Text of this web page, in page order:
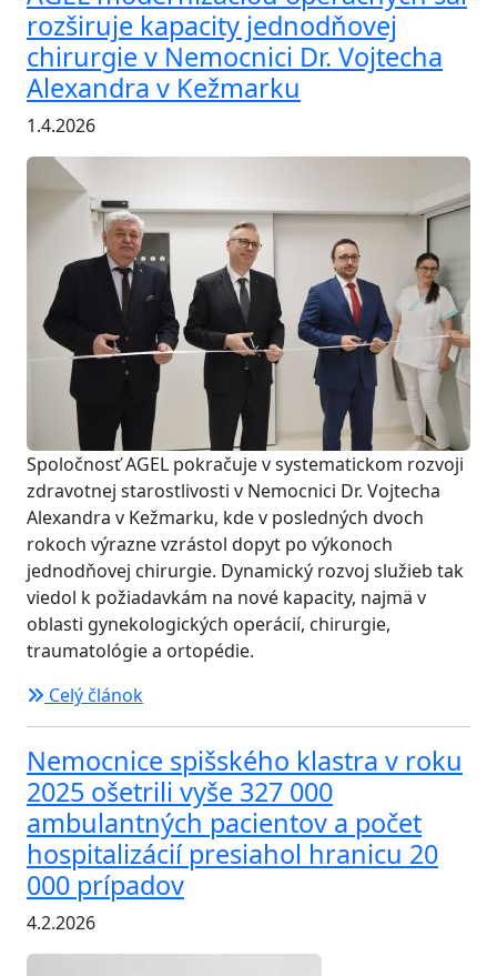
rozširuje kapacity jednodňovej
chirurgie v Nemocnici Dr. Vojtecha
Alexandra v Kežmarku
1.4.2026
Spoločnosť AGEL pokračuje v systematickom rozvoji
zdravotnej starostlivosti v Nemocnici Dr. Vojtecha
Alexandra v Kežmarku, kde v posledných dvoch
rokoch výrazne vzrástol dopyt po výkonoch
jednodňovej chirurgie. Dynamický rozvoj služieb tak
viedol k požiadavkám na nové kapacity, najmä v
oblasti gynekologických operácií, chirurgie,
traumatológie a ortopédie.
Celý článok
Nemocnice spišského klastra v roku
2025 ošetrili vyše 327 000
ambulantných pacientov a počet
hospitalizácií presiahol hranicu 20
000 prípadov
4.2.2026